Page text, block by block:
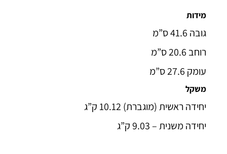
מידות
גובה 41.6 ס”מ
רוחב 20.6 ס”מ
עומק 27.6 ס”מ
משקל
יחידה ראשית (מוגברת) 10.12 ק”ג
יחידה משנית – 9.03 ק”ג